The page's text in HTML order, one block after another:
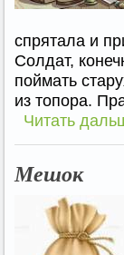
спрятала и
Солдат,
поймать
из топора.
Читать
Мешок